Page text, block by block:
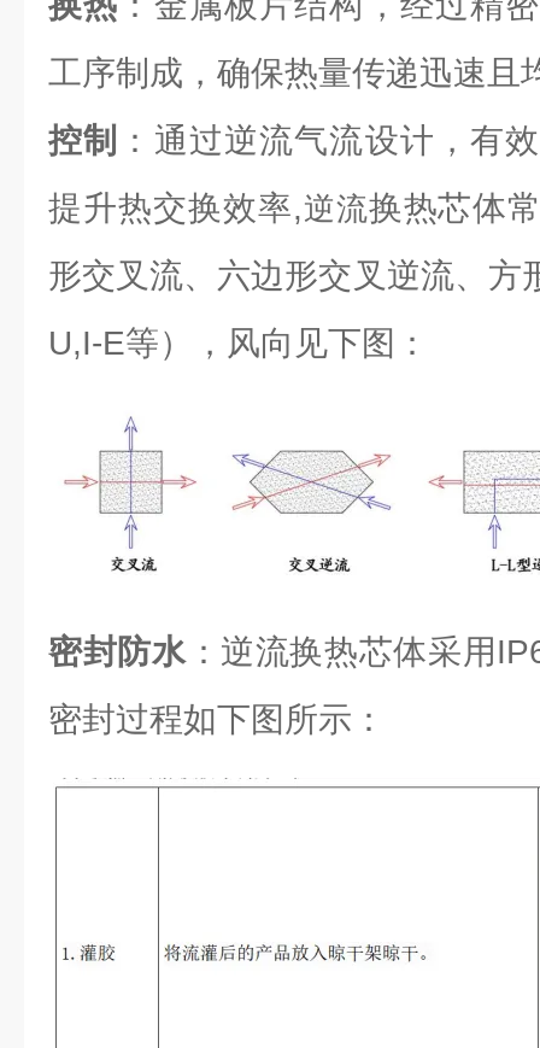
工序制成，确保热量传递迅速且
控制
：通过逆流气流设计，有
提升热交换效率,逆流换热芯体
形交叉流、六边形交叉逆流、方
U,I-E等），风向见下图：
密封防水：逆流换热芯体采用
密封过程如下图所示：